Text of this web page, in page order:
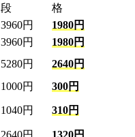
段
格
3960円
1980円
3960円
1980円
5280円
2640円
1000円
300円
1040円 310円
2640円 1320円